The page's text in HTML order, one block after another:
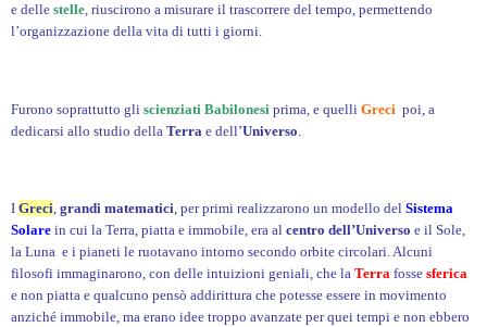
e delle stelle, riuscirono a misurare il trascorrere del tempo, permettendo
l’organizzazione della vita di tutti i giorni.
Furono soprattutto gli scienziati Babilonesi prima, e quelli Greci poi, a
dedicarsi allo studio della Terra e dell’Universo
I Greci, grandi matematici, per primi realizzarono un modello del Sistema
Solare in cui la Terra, piatta e immobile, era al centro dell’Universo e il Sole,
la Luna e i pianeti le ruotavano intorno secondo orbite circolari. Alcuni
filosofi immaginarono, con delle intuizioni geniali, che la Terra fosse sferica
e non piatta e qualcuno pensò addirittura che potesse essere in movimento
anziché immobile, ma erano idee troppo avanzate per quei tempi e non ebbero